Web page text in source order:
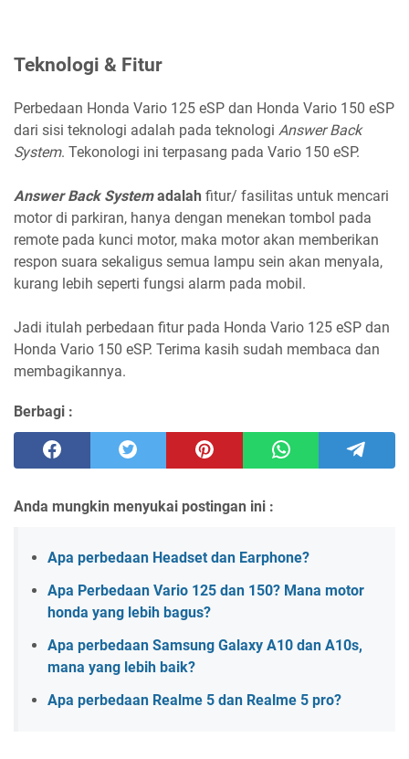
Teknologi & Fitur
Perbedaan Honda Vario 125 eSP dan Honda Vario 150 eSP
dari sisi teknologi adalah pada teknologi Answer Back
System. Tekonologi ini terpasang pada Vario 150 eSP.
Answer Back Systemadalah fitur/ fasilitas untuk mencari
motor di parkiran, hanya dengan menekan tombol pada
remote pada kunci motor, maka motor akan memberikan
respon suara sekaligus semua lampu sein akan menyala,
kurang lebih seperti fungsi alarm pada mobil.
Jadi itulah perbedaan fitur pada Honda Vario 125 eSP dan
Honda Vario 150 eSP. Terima kasih sudah membaca dan
membagikannya.
Berbagi :
Anda mungkin menyukai postingan ini :
Apa perbedaan Headset dan Earphone?
Apa Perbedaan Vario 125 dan 150? Mana motor
honda yang lebih bagus?
Apa perbedaan Samsung Galaxy A10 dan A10s,
mana yang lebih baik?
Apa perbedaan Realme 5 dan Realme 5 pro?